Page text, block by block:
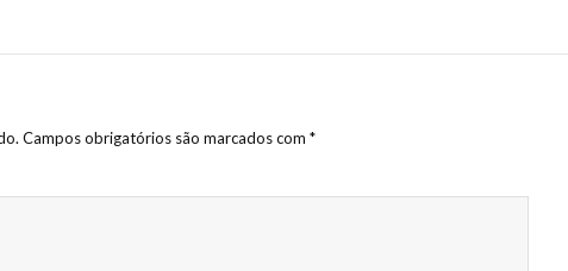
Campos obrigatórios são marcados com *